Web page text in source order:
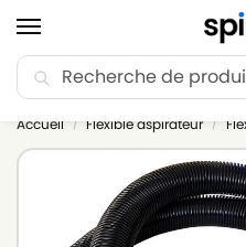
🚚 Livraison Point
Accueil / Flexible aspirateur /